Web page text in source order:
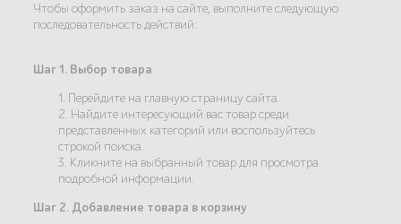
Чтобы оформить заказ на сайте, выполните следующую
последовательность действий:
Шаг 1. Выбор товара
1. Перейдите на главную страницу сайта.
2. Найдите интересующий вас товар среди
представленных категорий или воспользуйтесь
строкой поиска.
3. Кликните на выбранный товар для просмотра
подробной информации.
Шаг 2. Добавление товара в корзину